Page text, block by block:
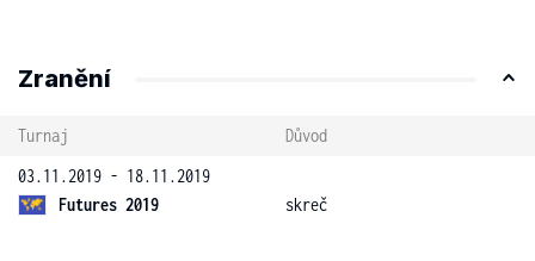
Zranění
Turnaj
Důvod
03.11.2019 - 18.11.2019
Futures 2019
skreč